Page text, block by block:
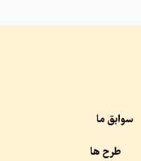
سوابق ما
طرح ها